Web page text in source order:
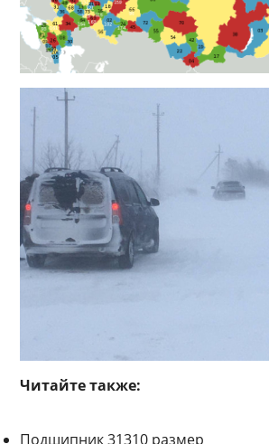
Читайте также:
Подшипник 31310 размер